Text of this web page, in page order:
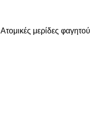
Ατομικές μερίδες φαγητού